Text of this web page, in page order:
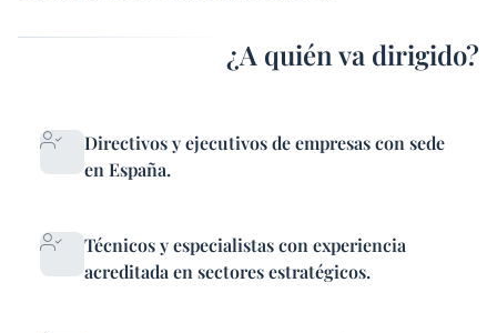
¿A quién va dirigido?
Directivos y ejecutivos de empresas con sede
en España.
Técnicos y especialistas con experiencia
acreditada en sectores estratégicos.